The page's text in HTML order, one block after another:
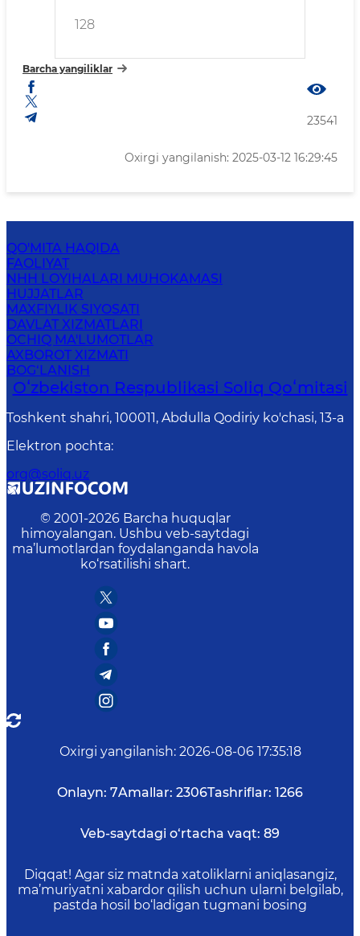
128
Barcha yangiliklar
23541
Oxirgi yangilanish: 2025-03-12 16:29:45
QO'MITA HAQIDA
FAOLIYAT
NHH LOYIHALARI MUHOKAMASI
HUJJATLAR
MAXFIYLIK SIYOSATI
DAVLAT XIZMATLARI
OCHIQ MA'LUMOTLAR
AXBOROT XIZMATI
BOG‘LANISH
Oʻzbekiston Respublikasi Soliq Qoʻmitasi
Toshkent shahri, 100011, Abdulla Qodiriy ko'chasi, 13-a
Elektron pochta:
org@soliq.uz
© 2001-2026 Barcha huquqlar
himoyalangan. Ushbu veb-saytdagi
ma’lumotlardan foydalanganda havola
ko‘rsatilishi shart.
Oxirgi yangilanish: 2026-08-06 17:35:18
Onlayn: 7Amallar: 2306Tashriflar: 1266
Veb-saytdagi o‘rtacha vaqt: 89
Diqqat! Agar siz matnda xatoliklarni aniqlasangiz,
ma’muriyatni xabardor qilish uchun ularni belgilab,
pastda hosil bo‘ladigan tugmani bosing